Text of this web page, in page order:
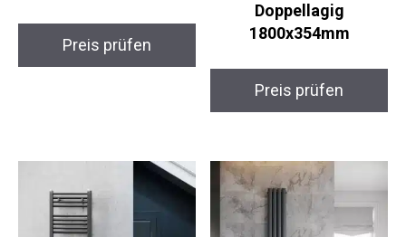
Preis prüfen
Doppellagig
1800x354mm
Preis prüfen